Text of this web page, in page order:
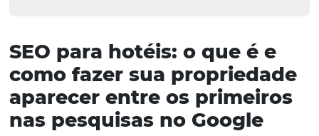
SEO para hotéis: o que é